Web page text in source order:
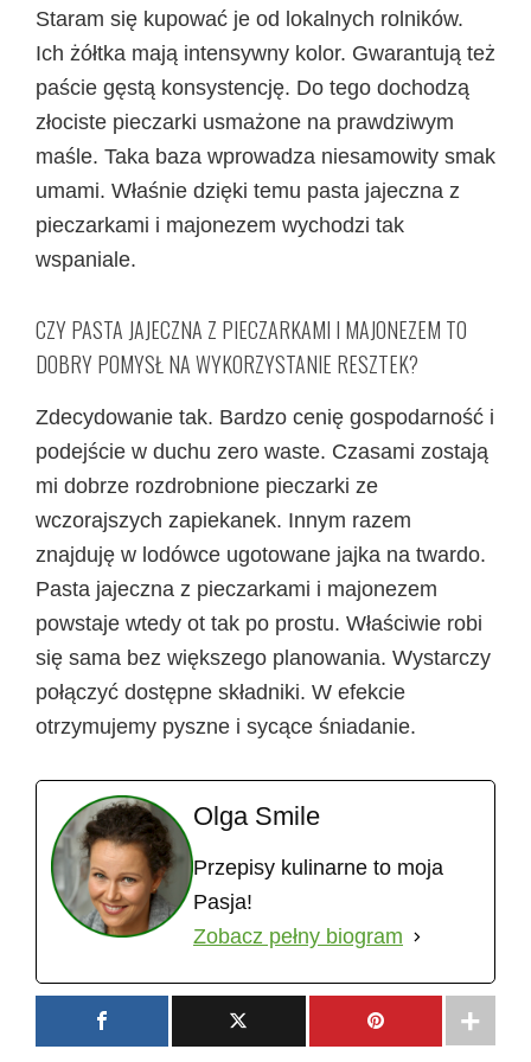
Staram się kupować je od lokalnych rolników.
Ich żółtka mają intensywny kolor. Gwarantują też
paście gęstą konsystencję. Do tego dochodzą
złociste pieczarki usmażone na prawdziwym
maśle. Taka baza wprowadza niesamowity smak
umami. Właśnie dzięki temu pasta jajeczna z
pieczarkami i majonezem wychodzi tak
wspaniale.
CZY PASTA JAJECZNA Z PIECZARKAMI I MAJONEZEM TO
DOBRY POMYSŁ NA WYKORZYSTANIE RESZTEK?
Zdecydowanie tak. Bardzo cenię gospodarność i
podejście w duchu zero waste. Czasami zostają
mi dobrze rozdrobnione pieczarki ze
wczorajszych zapiekanek. Innym razem
znajduję w lodówce ugotowane jajka na twardo.
Pasta jajeczna z pieczarkami i majonezem
powstaje wtedy ot tak po prostu. Właściwie robi
się sama bez większego planowania. Wystarczy
połączyć dostępne składniki. W efekcie
otrzymujemy pyszne i sycące śniadanie.
Olga Smile
Przepisy kulinarne to moja
Pasja!
Zobacz pełny biogram